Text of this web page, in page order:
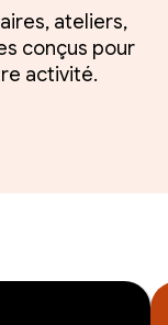
ateliers,
conçus pour
activité.